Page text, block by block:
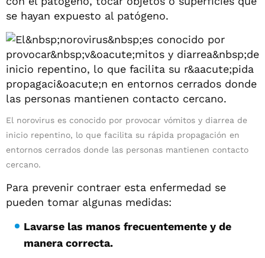
se hayan expuesto al patógeno.
El norovirus es conocido por provocar vómitos y diarrea de
inicio repentino, lo que facilita su rápida propagación en
entornos cerrados donde las personas mantienen contacto
cercano.
Para prevenir contraer esta enfermedad se
pueden tomar algunas medidas:
Lavarse las manos frecuentemente y de
manera correcta.